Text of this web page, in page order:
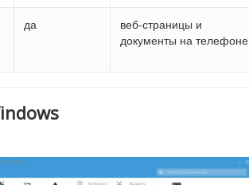
да
веб-страницы и
документы на телефоне